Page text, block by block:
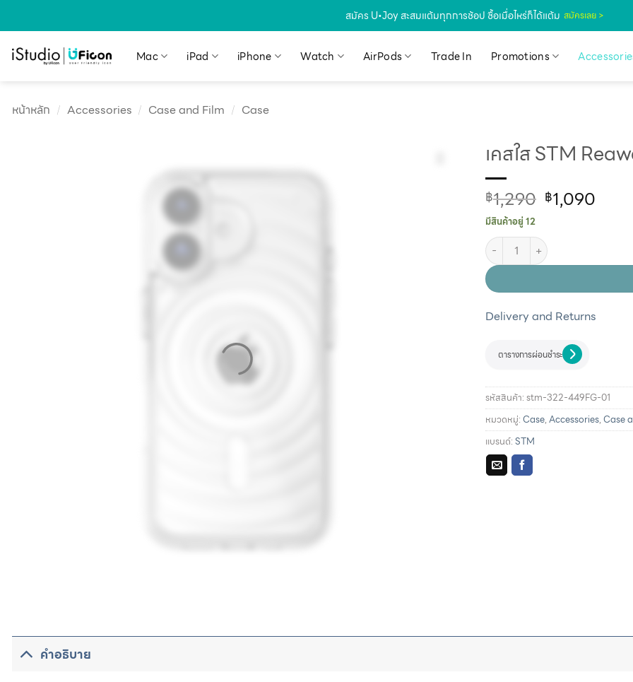
สมัคร U•Joy สะสมแต้มทุกการช้อป ซื้อเมื่อไหร่ก็ได้แต้ม สมัครเลย >
Mac iPad iPhone Watch AirPods Trade In Promotions
หน้าหลัก / Accessories / Case and Film / Case
เคสใส STM
฿1,290 ฿1,090
มีสินค้าอยู่ 12
Delivery and Returns
ตารางการผ่อนชำระ
รหัสสินค้า:stm-322-449FG-01
หมวดหมู่:Case,Accessories,Case
แบรนด์:STM
คำอธิบาย